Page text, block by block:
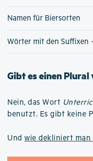
Namen für Biersorten
Wörter mit den Suffixen
Gibt es einen
Nein, das Wort
benutzt. Es gibt keine
Und wie dekliniert man